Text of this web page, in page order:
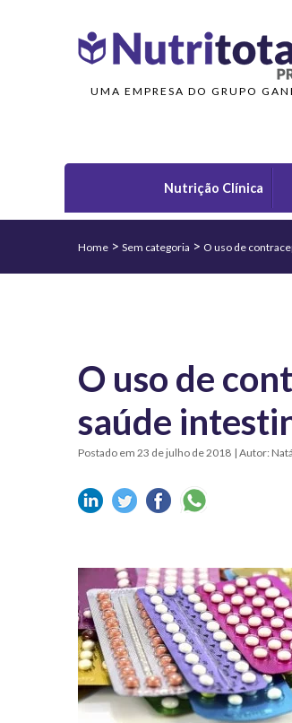
UMA EMPRESA DO GRUPO
Nutrição Clínica
Home > Sem categoria > O uso de
O uso de
saúde
Postado em 23 de julho de 2018 | Autor: